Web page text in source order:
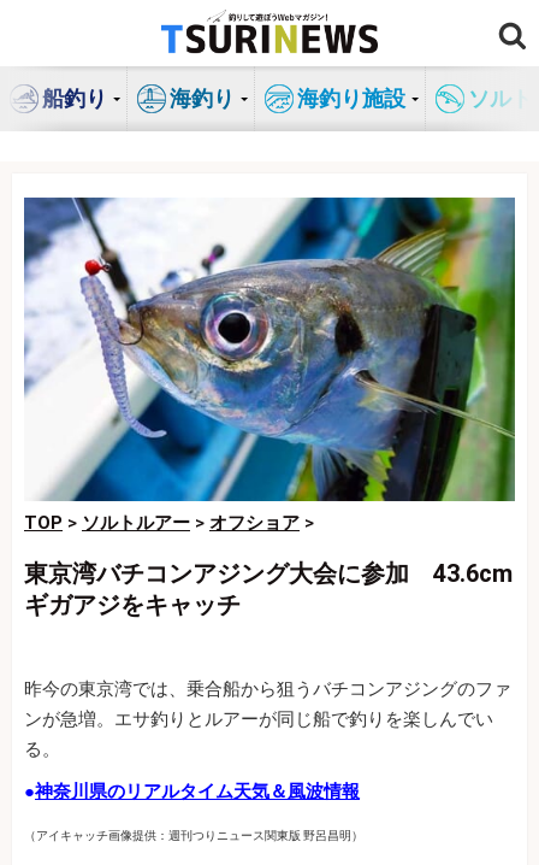
ン
船釣り 海釣り 海釣り施設 ソル
TOP > ソルトルアー > オフショア >
東京湾バチコンアジング大会に参加 43.6cm
ギガアジをキャッチ
昨今の東京湾では、乗合船から狙うバチコンアジングのファ
ンが急増。エサ釣りとルアーが同じ船で釣りを楽しんでい
る。
●神奈川県のリアルタイム天気＆風波情報
（アイキャッチ画像提供：週刊つりニュース関東版 野呂昌明）